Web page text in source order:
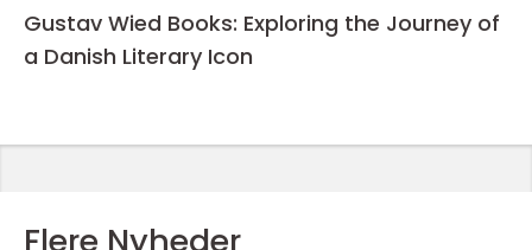
Gustav Wied Books: Exploring the Journey of
a Danish Literary Icon